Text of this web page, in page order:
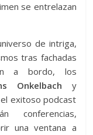
se entrelazan
de intriga,
tras fachadas
a bordo, los
Onkelbach y
exitoso podcast
conferencias,
una ventana a